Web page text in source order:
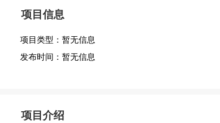
项目信息
项目类型： 暂无信息
发布时间： 暂无信息
项目介绍